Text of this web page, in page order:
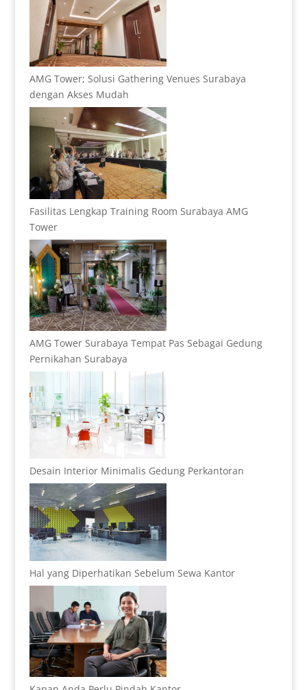
AMG Tower; Solusi Gathering Venues Surabaya
dengan Akses Mudah
Fasilitas Lengkap Training Room Surabaya AMG
Tower
AMG Tower Surabaya Tempat Pas Sebagai Gedung
Pernikahan Surabaya
Desain Interior Minimalis Gedung Perkantoran
Hal yang Diperhatikan Sebelum Sewa Kantor